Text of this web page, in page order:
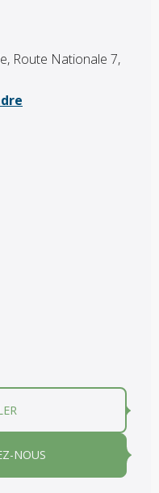
Route Nationale 7,
NOUS